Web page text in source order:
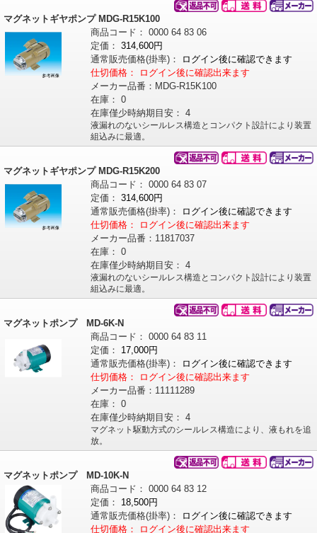
マグネットギヤポンプ MDG-R15K100
商品コード： 0000 64 83 06
定価： 314,600円
通常販売価格(掛率)：
ログイン後に確認できます
仕切価格：
ログイン後に確認出来ます
メーカー品番： MDG-R15K100
在庫： 0
在庫僅少時納期目安： 4
液漏れのないシールレス構造とコンパクト設計により装置
組込みに最適。
マグネットギヤポンプ MDG-R15K200
商品コード： 0000 64 83 07
定価： 314,600円
通常販売価格(掛率)：
ログイン後に確認できます
仕切価格：
ログイン後に確認出来ます
メーカー品番： 11817037
在庫： 0
在庫僅少時納期目安： 4
液漏れのないシールレス構造とコンパクト設計により装置
組込みに最適。
マグネットポンプ MD-6K-N
商品コード： 0000 64 83 11
定価：
17,000円
通常販売価格(掛率)：
ログイン後に確認できます
仕切価格：
ログイン後に確認出来ます
メーカー品番： 11111289
在庫： 0
在庫僅少時納期目安： 4
マグネット駆動方式のシールレス構造により、液もれを追
放。
マグネットポンプ MD-10K-N
商品コード： 0000 64 83 12
定価：
18,500円
通常販売価格(掛率)：
ログイン後に確認できます
仕切価格：
ログイン後に確認出来ます